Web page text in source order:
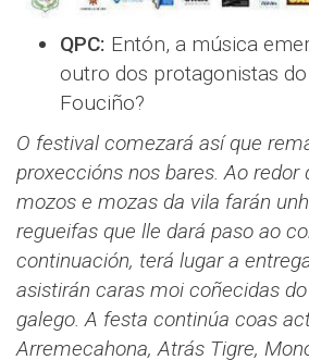
QPC: Entón, a música
outro dos protagonistas
Fouciño?
O festival comezará así que
proxeccións nos bares. Ao redor
mozos e mozas da vila farán
regueifas que lle dará paso ao
continuación, terá lugar a
asistirán caras moi coñecidas
galego. A festa continúa coas
Arremecahona, Atrás Tigre,